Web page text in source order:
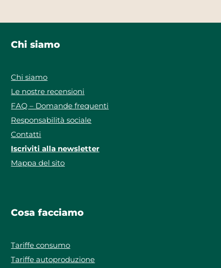
Chi siamo
Chi siamo
Le nostre recensioni
FAQ – Domande frequenti
Responsabilità sociale
Contatti
Iscriviti alla newsletter
Mappa del sito
Cosa facciamo
Tariffe consumo
Tariffe autoproduzione